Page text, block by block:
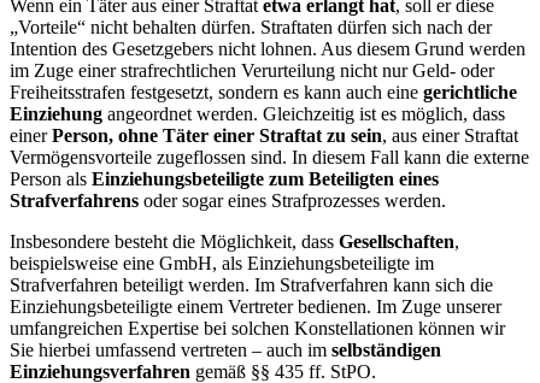
Wenn ein Täter aus einer Straftat etwa erlangt hat, soll er diese
„Vorteile“ nicht behalten dürfen. Straftaten dürfen sich nach der
Intention des Gesetzgebers nicht lohnen. Aus diesem Grund werden
im Zuge einer strafrechtlichen Verurteilung nicht nur Geld- oder
Freiheitsstrafen festgesetzt, sondern es kann auch eine gerichtliche
Einziehung angeordnet werden. Gleichzeitig ist es möglich, dass
einerPerson, ohne Täter einer Straftat zu sein, aus einer Straftat
Vermögensvorteile zugeflossen sind. In diesem Fall kann die externe
Person als Einziehungsbeteiligte zum Beteiligten eines
Strafverfahrens oder sogar eines Strafprozesses werden.
Insbesondere besteht die Möglichkeit, dass Gesellschaften,
beispielsweise eine GmbH, als Einziehungsbeteiligte im
Strafverfahren beteiligt werden. Im Strafverfahren kann sich die
Einziehungsbeteiligte einem Vertreter bedienen. Im Zuge unserer
umfangreichen Expertise bei solchen Konstellationen können wir
Sie hierbei umfassend vertreten – auch im selbständigen
Einziehungsverfahren gemäß §§ 435 ff. StPO.